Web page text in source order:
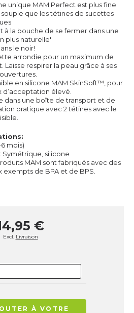
unique MAM Perfect est plus fine
souple que les tétines de sucettes
à la bouche de se fermer dans une
plus naturelle'
le noir!
arrondie pour un maximum de
Laisse respirer la peau grâce à ses
en silicone MAM SkinSoft™, pour
d’acceptation élevé.
dans une boîte de transport et de
pratique avec 2 tétines avec le
6 mois)
Symétrique, silicone
MAM sont fabriqués avec des
exempts de BPA et de BPS.
€
Excl. Livraison
À VOTRE